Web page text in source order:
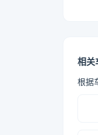
相关
根据